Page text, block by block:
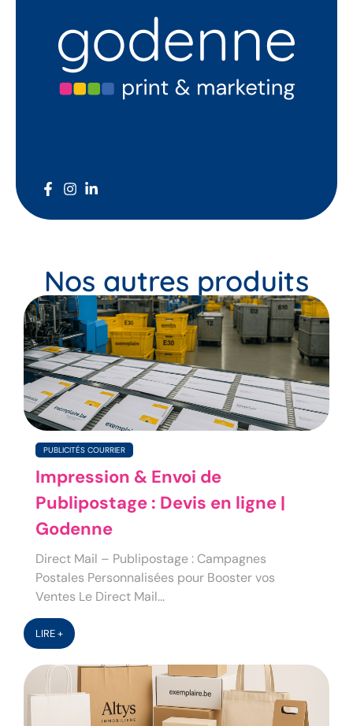
Nos autres produits
PUBLICITÉS COURRIER
Impression & Envoi de
Publipostage : Devis en ligne |
Godenne
Direct Mail – Publipostage : Campagnes
Postales Personnalisées pour Booster vos
Ventes Le Direct Mail...
LIRE +